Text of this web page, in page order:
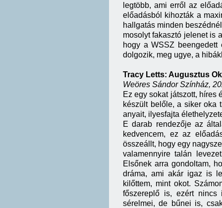
legtöbb, ami erről az
előadásból kihozták a
hallgatás minden
mosolyt fakasztó jelenet is
hogy a WSSZ
dolgozik, meg ugye, a
Tracy Letts: Augusztus
Weöres Sándor Színház,
Ez egy sokat játszott, híres
készült belőle, a siker oka
anyait, ilyesfajta
E darab rendezője az
kedvencem, ez az
összeállt, hogy egy
valamennyire talán
Elsőnek arra gondoltam,
dráma, ami akár igaz is
kilőttem, mint okot.
főszereplő is, ezért nincs
sérelmei, de bűnei is,